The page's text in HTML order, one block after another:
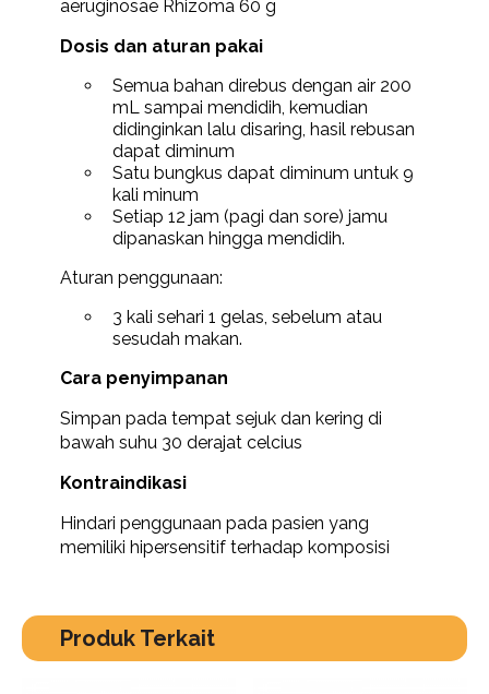
aeruginosae Rhizoma 60 g
Dosis dan aturan pakai
Semua bahan direbus dengan air 200
mL sampai mendidih, kemudian
didinginkan lalu disaring, hasil rebusan
dapat diminum
Satu bungkus dapat diminum untuk 9
kali minum
Setiap 12 jam (pagi dan sore) jamu
dipanaskan hingga mendidih.
Aturan penggunaan:
3 kali sehari 1 gelas, sebelum atau
sesudah makan.
Cara penyimpanan
Simpan pada tempat sejuk dan kering di
bawah suhu 30 derajat celcius
Kontraindikasi
Hindari penggunaan pada pasien yang
memiliki hipersensitif terhadap komposisi
Produk Terkait